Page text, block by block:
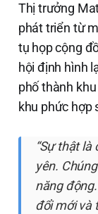
Thị trưởng
phát triển từ
tụ họp cộng
hội định hình
phố thành
khu phức hợp
“Sự thật
yên.
năng
đổi mới và